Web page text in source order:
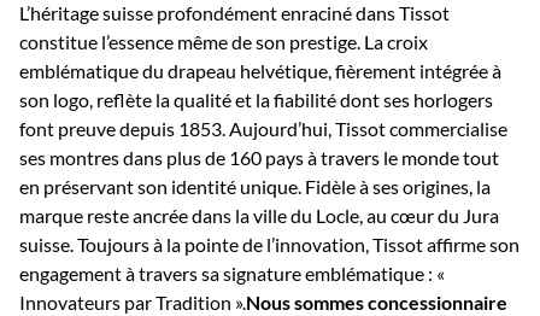
L’héritage suisse profondément enraciné dans Tissot
constitue l’essence même de son prestige. La croix
emblématique du drapeau helvétique, fièrement intégrée à
son logo, reflète la qualité et la fiabilité dont ses horlogers
font preuve depuis 1853. Aujourd’hui, Tissot commercialise
ses montres dans plus de 160 pays à travers le monde tout
en préservant son identité unique. Fidèle à ses origines, la
marque reste ancrée dans la ville du Locle, au cœur du Jura
suisse. Toujours à la pointe de l’innovation, Tissot affirme son
engagement à travers sa signature emblématique : «
Innovateurs par Tradition ».Nous sommes concessionnaire